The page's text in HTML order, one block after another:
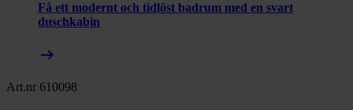
Få ett modernt och tidlöst badrum med en svart
duschkabin
arrow_right_alt
Art.nr 610098